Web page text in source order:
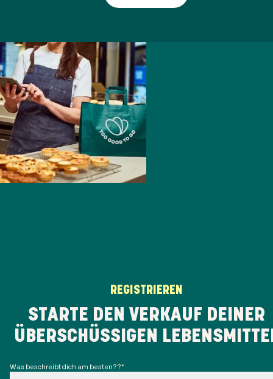
REGISTRIEREN
STARTE DEN VERKAUF DEINER
ÜBERSCHÜSSIGEN
Was beschreibt dich am besten??*